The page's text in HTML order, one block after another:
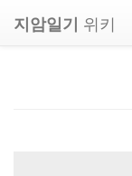
지암일기 위키